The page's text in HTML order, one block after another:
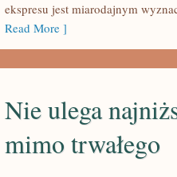
ekspresu jest miarodajnym
Read More ]
Nie ulega
mimo trwałego